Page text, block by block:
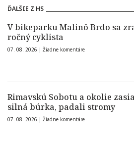
ĎALŠIE Z HS
V bikeparku Malinô Brdo sa
ročný cyklista
07. 08. 2026 | Žiadne komentáre
Rimavskú Sobotu a okolie
silná búrka, padali stromy
07. 08. 2026 | Žiadne komentáre